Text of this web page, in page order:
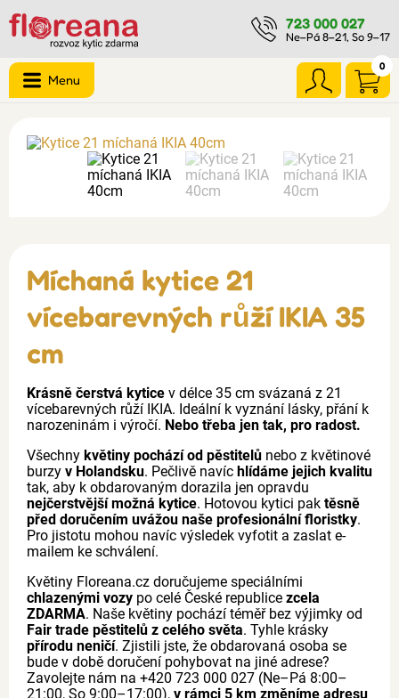
723 000 027
Ne–Pá 8–21, So 9–17
0
Menu
Míchaná kytice 21
vícebarevných růží IKIA 35
cm
Krásně čerstvá kytice v délce 35 cm svázaná z 21
vícebarevných růží IKIA. Ideální k vyznání lásky, přání k
narozeninám i výročí. Nebo třeba jen tak, pro radost.
Všechny květiny pochází od pěstitelů nebo z květinové
burzy v Holandsku. Pečlivě navíc hlídáme jejich kvalitu
tak, aby k obdarovaným dorazila jen opravdu
nejčerstvější možná kytice. Hotovou kytici pak těsně
před doručením uvážou naše profesionální floristky.
Pro jistotu mohou navíc výsledek vyfotit a zaslat e-
mailem ke schválení.
Květiny Floreana.cz doručujeme speciálními
chlazenými vozy po celé České republice zcela
ZDARMA. Naše květiny pochází téměř bez výjimky od
Fair trade pěstitelů z celého světa. Tyhle krásky
přírodu neničí. Zjistili jste, že obdarovaná osoba se
bude v době doručení pohybovat na jiné adrese?
Zavolejte nám na +420 723 000 027 (Ne–Pá 8:00–
21:00, So 9:00–17:00), v rámci 5 km změníme adresu